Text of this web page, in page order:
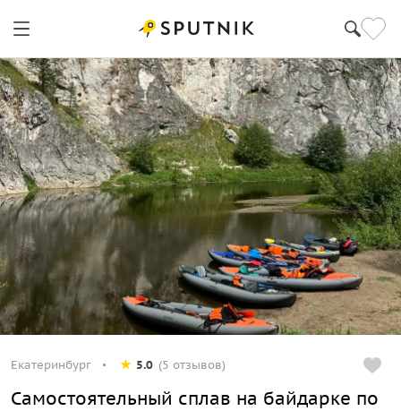
Екатеринбург 5.0 (5 отзывов)
Самостоятельный сплав на байдарке по